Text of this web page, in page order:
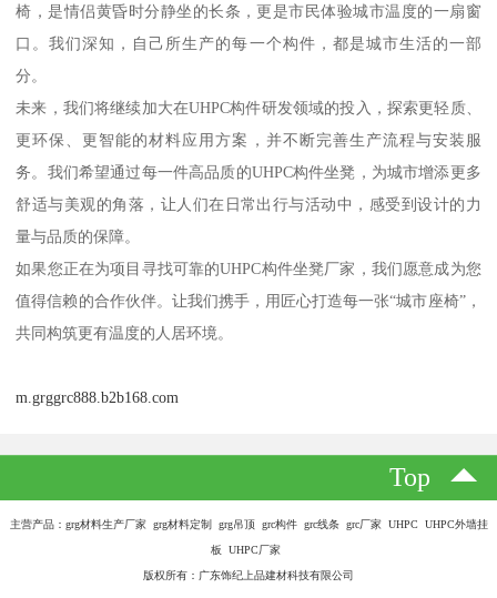
椅，是情侣黄昏时分静坐的长条，更是市民体验城市温度的一扇窗
口。我们深知，自己所生产的每一个构件，都是城市生活的一部
分。
未来，我们将继续加大在UHPC构件研发领域的投入，探索更轻质、
更环保、更智能的材料应用方案，并不断完善生产流程与安装服
务。我们希望通过每一件高品质的UHPC构件坐凳，为城市增添更多
舒适与美观的角落，让人们在日常出行与活动中，感受到设计的力
量与品质的保障。
如果您正在为项目寻找可靠的UHPC构件坐凳厂家，我们愿意成为您
值得信赖的合作伙伴。让我们携手，用匠心打造每一张“城市座椅”，
共同构筑更有温度的人居环境。
m.grggrc888.b2b168.com
Top
主营产品：grg材料生产厂家 grg材料定制 grg吊顶 grc构件 grc线条 grc厂家 UHPC UHPC外墙挂
板 UHPC厂家
版权所有：广东饰纪上品建材科技有限公司